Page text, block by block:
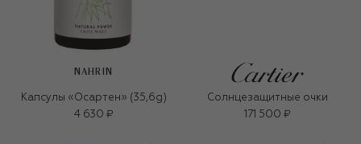
NAHRIN
Капсулы «Осартен» (35,6g)
4 630 ₽
Солнцезащитные очки
171 500 ₽